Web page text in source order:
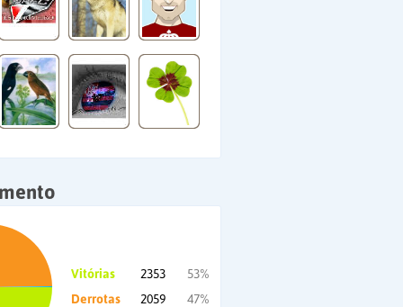
Vitórias 2353
53%
Derrotas
2059
47%